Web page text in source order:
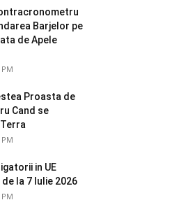
Barjelor pe
de Apele
Proasta de
Cand se
in UE
la 7 Iulie 2026